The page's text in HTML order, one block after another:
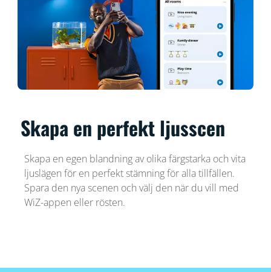
Skapa en perfekt ljusscen
Skapa en egen blandning av olika färgstarka och vita
ljuslägen för en perfekt stämning för alla tillfällen.
Spara den nya scenen och välj den när du vill med
WiZ-appen eller rösten.